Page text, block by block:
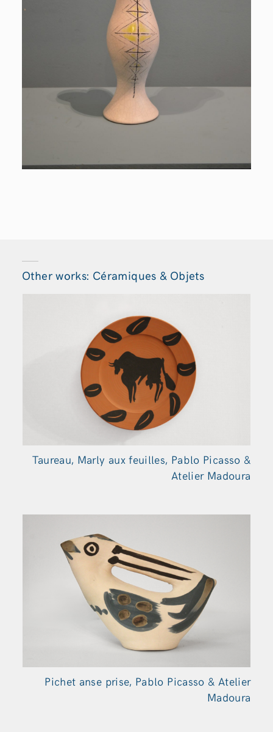
Other works: Céramiques & Objets
Taureau, Marly aux feuilles, Pablo Picasso &
Atelier Madoura
Pichet anse prise, Pablo Picasso & Atelier
Madoura